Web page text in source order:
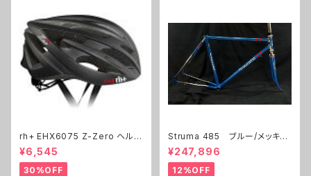
rh+ EHX6075 Z-Zero ヘルメ
ット
¥6,545
30%OFF
Struma 485 ブルー/メッキ
レッドライン 展示フレーム
¥247,896
12%OFF